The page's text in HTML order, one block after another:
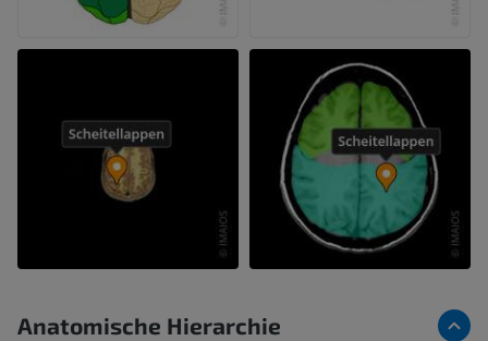
Anatomische Hierarchie